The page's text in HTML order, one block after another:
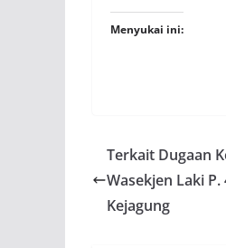
Menyukai ini:
Terkait Dugaan
Wasekjen Laki
Kejagung